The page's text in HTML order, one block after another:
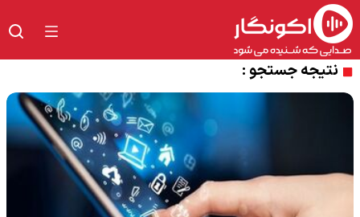
نتیجه جستجو :